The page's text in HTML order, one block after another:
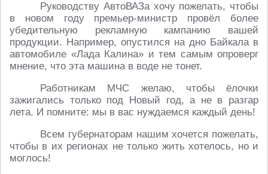
Руководству АвтоВАЗа хочу пожелать, чтобы
в новом году премьер-министр провёл более
убедительную рекламную кампанию вашей
продукции. Например, опустился на дно Байкала в
автомобиле «Лада Калина» и тем самым опроверг
мнение, что эта машина в воде не тонет.
Работникам МЧС желаю, чтобы ёлочки
зажигались только под Новый год, а не в разгар
лета. И помните: мы в вас нуждаемся каждый день!
Всем губернаторам нашим хочется пожелать,
чтобы в их регионах не только жить хотелось, но и
моглось!